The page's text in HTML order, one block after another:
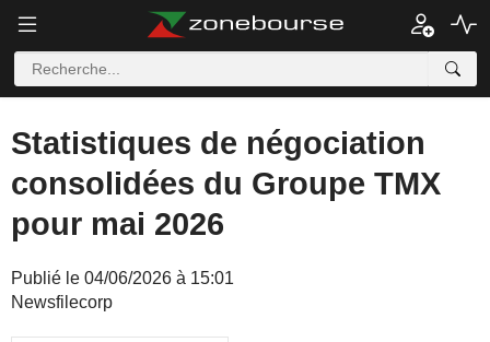
Statistiques de négociation
consolidées du Groupe TMX
pour mai 2026
Publié le 04/06/2026 à 15:01
Newsfilecorp